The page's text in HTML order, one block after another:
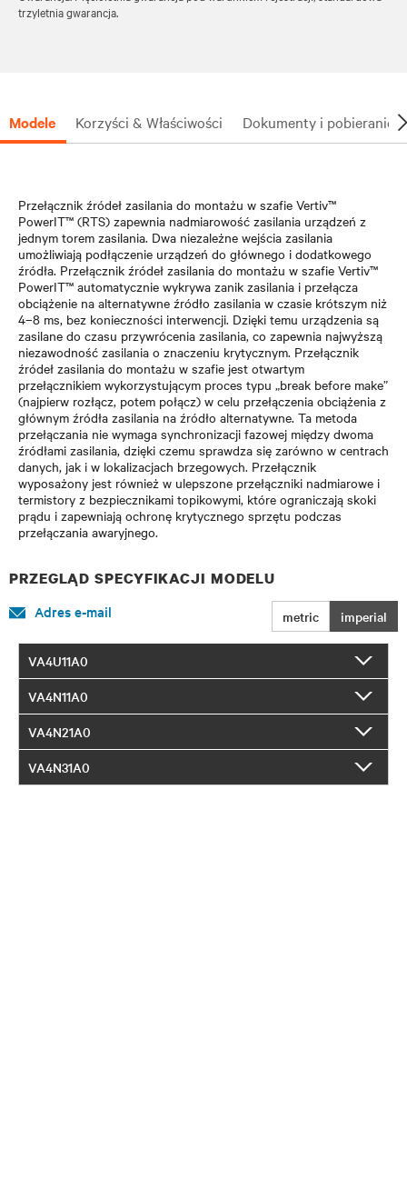
trzyletnia gwarancja.
Modele Korzyści & Właściwości Dokumenty i pobieranie
Przełącznik źródeł zasilania do montażu w szafie Vertiv™
PowerIT™ (RTS) zapewnia nadmiarowość zasilania urządzeń z
jednym torem zasilania. Dwa niezależne wejścia zasilania
umożliwiają podłączenie urządzeń do głównego i dodatkowego
źródła. Przełącznik źródeł zasilania do montażu w szafie Vertiv™
PowerIT™ automatycznie wykrywa zanik zasilania i przełącza
obciążenie na alternatywne źródło zasilania w czasie krótszym niż
4–8 ms, bez konieczności interwencji. Dzięki temu urządzenia są
zasilane do czasu przywrócenia zasilania, co zapewnia najwyższą
niezawodność zasilania o znaczeniu krytycznym. Przełącznik
źródeł zasilania do montażu w szafie jest otwartym
przełącznikiem wykorzystującym proces typu „break before make”
(najpierw rozłącz, potem połącz) w celu przełączenia obciążenia z
głównym źródła zasilania na źródło alternatywne. Ta metoda
przełączania nie wymaga synchronizacji fazowej między dwoma
źródłami zasilania, dzięki czemu sprawdza się zarówno w centrach
danych, jak i w lokalizacjach brzegowych. Przełącznik
wyposażony jest również w ulepszone przełączniki nadmiarowe i
termistory z bezpiecznikami topikowymi, które ograniczają skoki
prądu i zapewniają ochronę krytycznego sprzętu podczas
przełączania awaryjnego.
PRZEGLĄD SPECYFIKACJI MODELU
metric imperial
Adres e-mail
VA4U11A0
VA4N11A0
VA4N21A0
VA4N31A0